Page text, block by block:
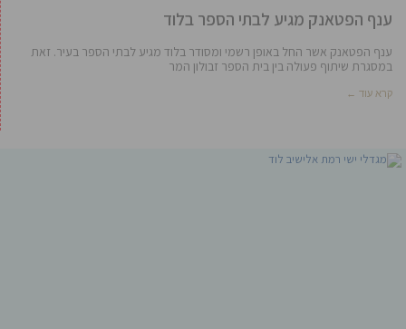
ענף הפטאנק מגיע לבתי הספר בלוד
ענף הפטאנק אשר החל באופן רשמי ומסודר בלוד מגיע לבתי הספר בעיר. זאת
במסגרת שיתוף פעולה בין בית הספר זבולון המר
קרא עוד ←